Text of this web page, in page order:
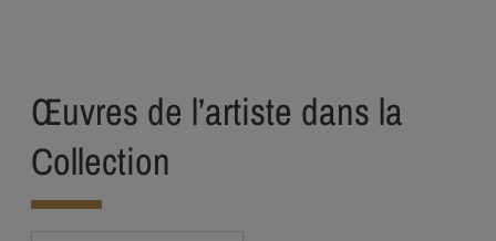
Œuvres de l’artiste dans la
Collection